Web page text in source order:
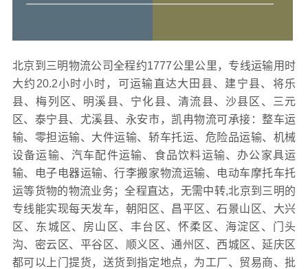
北京到三明物流公司全程约1777公里公里，专线运输用时
大约20.2小时小时，可运输直达大田县、建宁县、将乐
县、梅列区、明溪县、宁化县、清流县、沙县区、三元
区、泰宁县、尤溪县、永安市，凯冉物流可承接：整车运
输、零担运输、大件运输、轿车托运、危险品运输、机械
设备运输、汽车配件运输、食品饮料运输、办公家具运
输、电子电器运输、行李搬家物流运输、电动车摩托车托
运等货物的物流业务；全程直达，无需中转,北京到三明的
专线能实现每天发车，朝阳区、昌平区、石景山区、大兴
区、东城区、房山区、丰台区、怀柔区、海淀区、门头
沟、密云区、平谷区、顺义区、通州区、西城区、延庆区
都可以上门提货，送货到指定地点，为工厂、贸易商、批